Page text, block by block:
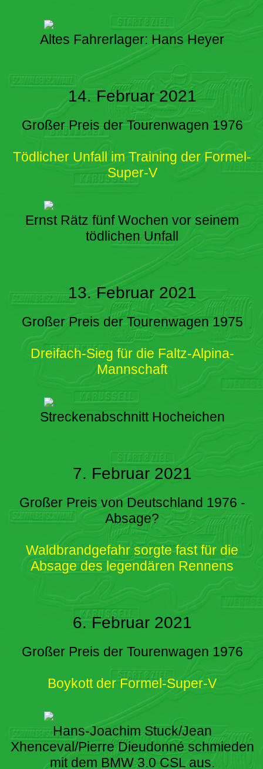
Altes Fahrerlager: Hans Heyer
14. Februar 2021
Großer Preis der Tourenwagen 1976
Tödlicher Unfall im Training der Formel-
Super-V
Ernst Rätz fünf Wochen vor seinem
tödlichen Unfall
13. Februar 2021
Großer Preis der Tourenwagen 1975
Dreifach-Sieg für die Faltz-Alpina-
Mannschaft
Streckenabschnitt Hocheichen
7. Februar 2021
Großer Preis von Deutschland 1976 -
Absage?
Waldbrandgefahr sorgte fast für die
Absage des legendären Rennens
6. Februar 2021
Großer Preis der Tourenwagen 1976
Boykott der Formel-Super-V
Hans-Joachim Stuck/Jean
Xhenceval/Pierre Dieudonné schmieden
mit dem BMW 3.0 CSL aus.